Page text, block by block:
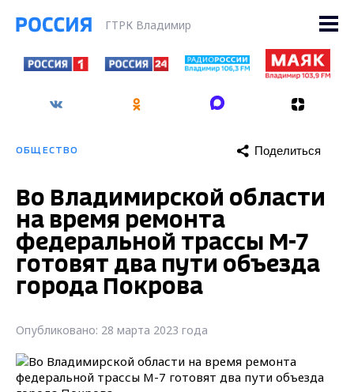
ГТРК Владимир
ОБЩЕСТВО Поделиться
Во Владимирской области
на время ремонта
федеральной трассы М-7
готовят два пути объезда
города Покрова
Опубликовано: 28 марта 2023 года